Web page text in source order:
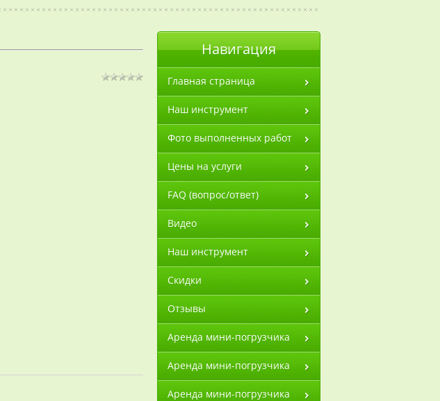
Навигация
Главная страница
Наш инструмент
Фото выполненных работ
Цены на услуги
FAQ (вопрос/ответ)
Видео
Наш инструмент
Скидки
Отзывы
Аренда мини-погрузчика
Аренда мини-погрузчика
Аренда мини-погрузчика